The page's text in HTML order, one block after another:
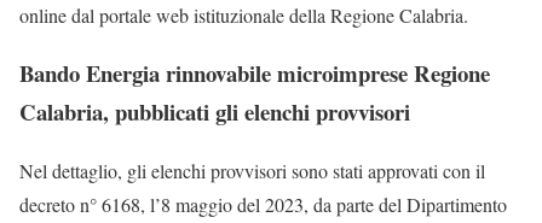
online dal portale web istituzionale della Regione Calabria.
Bando Energia rinnovabile microimprese Regione
Calabria, pubblicati gli elenchi provvisori
Nel dettaglio, gli elenchi provvisori sono stati approvati con il
decreto n° 6168, l’8 maggio del 2023, da parte del Dipartimento